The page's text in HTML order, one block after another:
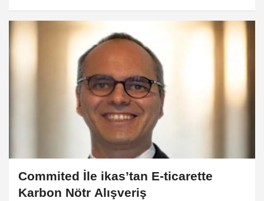
%65 Azalttı
Commited İle ikas’tan E-ticarette
Karbon Nötr Alışveriş